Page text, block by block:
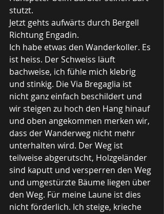
stutzt.
Jetzt gehts aufwärts durch Bergell
Richtung Engadin.
Ich habe etwas den Wanderkoller. Es
ist heiss. Der Schweiss läuft
bachweise, ich fühle mich klebrig
und stinkig. Die Via Bregaglia ist
nicht ganz einfach beschildert und
wir steigen zu hoch den Hang hinauf
und oben angekommen merken wir,
dass der Wanderweg nicht mehr
unterhalten wird. Der Weg ist
teilweise abgerutscht, Holzgeländer
sind kaputt und versperren den Weg
und umgestürzte Bäume liegen über
den Weg. Für meine Laune ist dies
nicht förderlich. Ich steige, krieche